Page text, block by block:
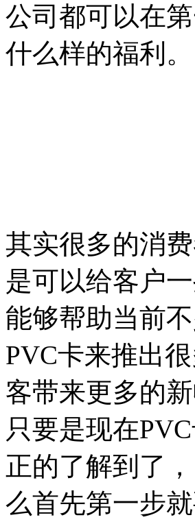
公司都可以在
什么样的福利。
其实很多的消
是可以给客户
能够帮助当前
PVC卡来推出
客带来更多的新
只要是现在
正的了解到了
么首先第一步